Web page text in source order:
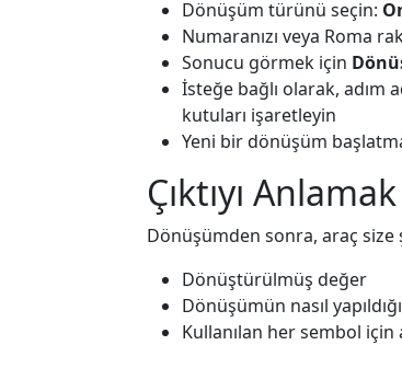
Dönüşüm türünü seçin:
Numaranızı veya Roma
Sonucu görmek için
İsteğe bağlı olarak, adım
kutuları işaretleyin
Yeni bir dönüşüm
Çıktıyı Anlamak
Dönüşümden sonra, araç size
Dönüştürülmüş değer
Dönüşümün nasıl
Kullanılan her sembol için